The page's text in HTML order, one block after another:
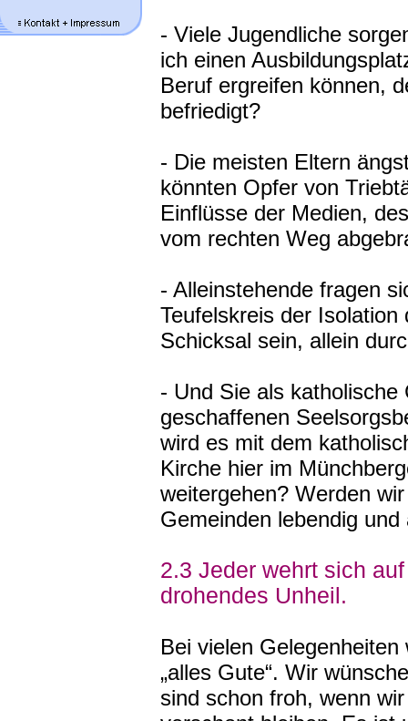
- Viele Jugendliche
ich einen
Beruf ergreifen können,
befriedigt?
- Die meisten Eltern
könnten Opfer von
Einflüsse der Medien,
vom rechten Weg
- Alleinstehende fragen
Teufelskreis der
Schicksal sein, allein
- Und Sie als
geschaffenen
wird es mit dem
Kirche hier im
weitergehen? Werden
Gemeinden lebendig
2.3 Jeder wehrt sich
drohendes Unheil.
Bei vielen
„alles Gute“. Wir
sind schon froh, wenn